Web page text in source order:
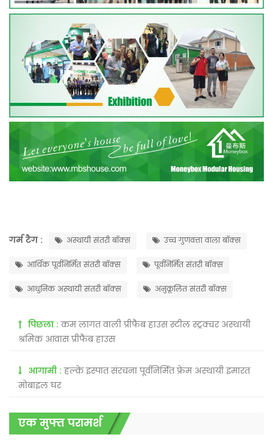
गर्म टैग : अस्थायी संतरी बॉक्स उच्च गुणवत्ता वाला बॉक्स
आर्थिक पूर्वनिर्मित संतरी बॉक्स पूर्वनिर्मित संतरी बॉक्स
आधुनिक अस्थायी संतरी बॉक्स अनुकूलित संतरी बॉक्स
पिछला :कम लागत वाली प्रीफैब हाउस स्टील स्ट्रक्चर अस्थायी
श्रमिक आवास प्रीफैब हाउस
आगामी :हल्के इस्पात संरचना पूर्वनिर्मित फ्रेम अस्थायी इमारत
मोबाइल घर
एक मुफ्त परामर्श